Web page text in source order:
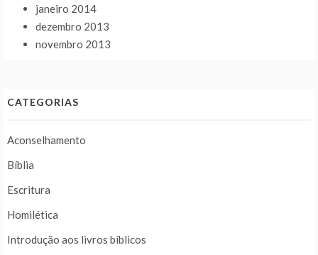
janeiro 2014
dezembro 2013
novembro 2013
CATEGORIAS
Aconselhamento
Bíblia
Escritura
Homilética
Introdução aos livros bíblicos